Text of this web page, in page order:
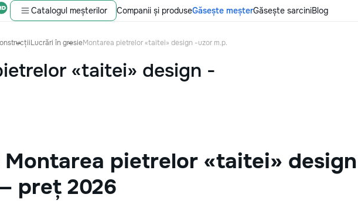
Catalogul meșterilor Companii și produseGăsește meșterGăsește sarciniBlog
Lucrări în gresieMontarea pietrelor «taitei» design -uzor m.p.
«taitei» design -
pietrelor «taitei»
preț 2026